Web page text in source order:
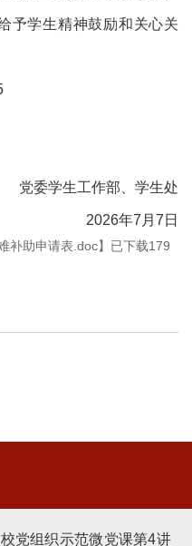
予学生精神鼓励和关心关
党委学生工作部、学生处
2026年7月7日
补助申请表.doc】已下载179
党组织示范微党课第4讲